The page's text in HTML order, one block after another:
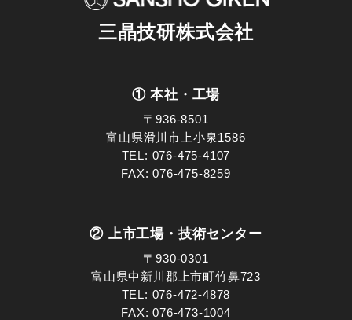
三晶技研株式会社
① 本社・工場
〒936-8501
富山県滑川市上小泉1586
TEL: 076-475-4107
FAX: 076-475-8259
② 上市工場・技術センター
〒930-0301
富山県中新川郡上市町竹鼻723
TEL: 076-472-4878
FAX: 076-473-1004